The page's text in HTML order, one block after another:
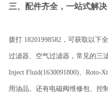
三、配件齐全，一站式解决
拨打 18201998582，可获取以下
过滤器、空气过滤器，常见的三
Inject Fluid(1630091800)、Roto-
用油品。还有电磁阀维修包、控